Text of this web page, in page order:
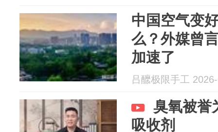
中国空气变
么？外媒曾
加速了
吕醿极限手工
臭氧被誉
吸收剂